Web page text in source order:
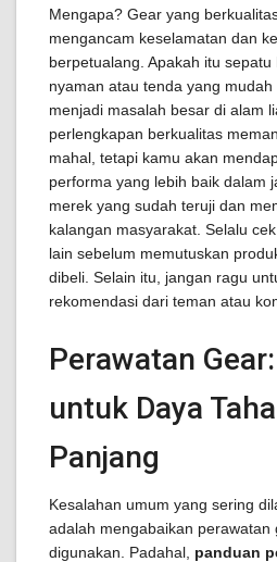
Mengapa? Gear yang
mengancam keselamatan dan
berpetualang. Apakah itu
nyaman atau tenda yang
menjadi masalah besar di alam
perlengkapan berkualitas
mahal, tetapi kamu akan
performa yang lebih baik dalam
merek yang sudah teruji dan
kalangan masyarakat. Selalu
lain sebelum memutuskan
dibeli. Selain itu, jangan ragu
rekomendasi dari teman atau
Perawatan
untuk Daya
Panjang
Kesalahan umum yang sering
adalah mengabaikan perawatan
digunakan. Padahal, panduan